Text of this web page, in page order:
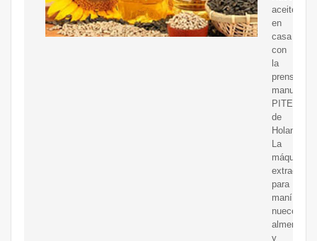
aceite
en
casa
con
la
prensa
manual
PITEBA
de
Holanda.
La
máquina
extractor
para
maní,
nueces,
almendras
y